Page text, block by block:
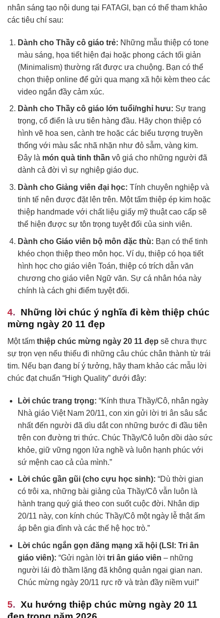
nhân sáng tạo nội dung tại FATAGI, bạn có thể tham khảo
các tiêu chí sau:
Dành cho Thầy cô giáo trẻ: Những mẫu thiệp có tone
màu sáng, họa tiết hiện đại hoặc phong cách tối giản
(Minimalism) thường rất được ưa chuộng. Bạn có thể
chọn thiệp online để gửi qua mạng xã hội kèm theo các
video ngắn đầy cảm xúc.
Dành cho Thầy cô giáo lớn tuổi/nghỉ hưu: Sự trang
trọng, cổ điển là ưu tiên hàng đầu. Hãy chọn thiệp có
hình vẽ hoa sen, cành tre hoặc các biểu tượng truyền
thống với màu sắc nhã nhặn như đỏ sẫm, vàng kim.
Đây là món quà tinh thần vô giá cho những người đã
dành cả đời vì sự nghiệp giáo dục.
Dành cho Giảng viên đại học: Tính chuyên nghiệp và
tinh tế nên được đặt lên trên. Một tấm thiệp ép kim hoặc
thiệp handmade với chất liệu giấy mỹ thuật cao cấp sẽ
thể hiện được sự tôn trọng tuyệt đối của sinh viên.
Dành cho Giáo viên bộ môn đặc thù: Bạn có thể tinh
khéo chọn thiệp theo môn học. Ví dụ, thiệp có họa tiết
hình học cho giáo viên Toán, thiệp có trích dẫn văn
chương cho giáo viên Ngữ văn. Sự cá nhân hóa này
chính là cách ghi điểm tuyệt đối.
Những lời chúc ý nghĩa đi kèm thiệp chúc
mừng ngày 20 11 đẹp
Một tấm thiệp chúc mừng ngày 20 11 đẹp sẽ chưa thực
sự trọn vẹn nếu thiếu đi những câu chúc chân thành từ trái
tim. Nếu bạn đang bí ý tưởng, hãy tham khảo các mẫu lời
chúc đạt chuẩn “High Quality” dưới đây:
Lời chúc trang trọng: “Kính thưa Thầy/Cô, nhân ngày
Nhà giáo Việt Nam 20/11, con xin gửi lời tri ân sâu sắc
nhất đến người đã dìu dắt con những bước đi đầu tiên
trên con đường tri thức. Chúc Thầy/Cô luôn dồi dào sức
khỏe, giữ vững ngọn lửa nghề và luôn hạnh phúc với
sứ mệnh cao cả của mình.”
Lời chúc gần gũi (cho cựu học sinh): “Dù thời gian
có trôi xa, những bài giảng của Thầy/Cô vẫn luôn là
hành trang quý giá theo con suốt cuộc đời. Nhân dịp
20/11 này, con kính chúc Thầy/Cô một ngày lễ thật ấm
áp bên gia đình và các thế hệ học trò.”
Lời chúc ngắn gọn đăng mạng xã hội (LSI: Tri ân
giáo viên): “Gửi ngàn lời tri ân giáo viên – những
người lái đò thầm lặng đã không quản ngại gian nan.
Chúc mừng ngày 20/11 rực rỡ và tràn đầy niềm vui!”
Xu hướng thiệp chúc mừng ngày 20 11